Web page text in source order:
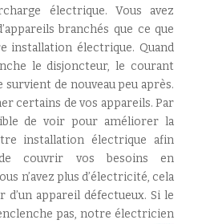
électrique. Vous avez
branchés que ce que
installation électrique. Quand
le disjoncteur, le courant
de nouveau peu après.
certains de vos appareils. Par
de voir pour améliorer la
installation électrique afin
couvrir vos besoins en
n’avez plus d’électricité, cela
appareil défectueux. Si le
pas,notre électricien